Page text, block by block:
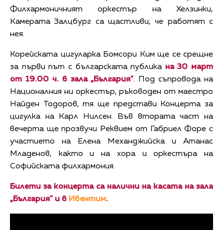
Филхармоничният оркестър на Хелзинки,
Камерата Залцбург са щастливи, че работят с
нея.
Корейската цигуларка Бомсори Ким ще се срещне
за първи път с българската публика на 30 март
от 19.00 ч. в зала „България". Под съпровода на
Националния ни оркестър, ръководен от маестро
Найден Тодоров, тя ще представи Концерта за
цигулка на Карл Нилсен. Във втората част на
вечерта ще прозвучи Реквием от Габриел Форе с
участието на Елена Механджийска и Атанас
Младенов, както и на хора и оркестъра на
Софийската филхармония.
Билети за концерта са налични на касата на зала
„България" и в Ивентим.